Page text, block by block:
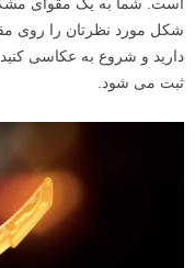
ها در پیش زمینه و پس
و روی گل ها متمرکز می کنند.
بوکه های شکل دار: ساختن